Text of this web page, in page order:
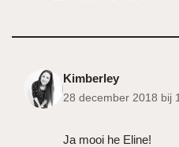
Kimberley
28 december 2018 bij
Ja mooi he Eline!